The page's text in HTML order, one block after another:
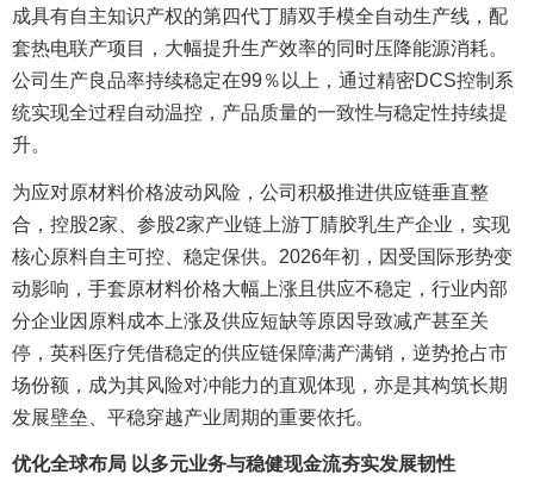
成具有自主知识产权的第四代丁腈双手模全自动生产线，配
套热电联产项目，大幅提升生产效率的同时压降能源消耗。
公司生产良品率持续稳定在99％以上，通过精密DCS控制系
统实现全过程自动温控，产品质量的一致性与稳定性持续提
升。
为应对原材料价格波动风险，公司积极推进供应链垂直整
合，控股2家、参股2家产业链上游丁腈胶乳生产企业，实现
核心原料自主可控、稳定保供。2026年初，因受国际形势变
动影响，手套原材料价格大幅上涨且供应不稳定，行业内部
分企业因原料成本上涨及供应短缺等原因导致减产甚至关
停，英科医疗凭借稳定的供应链保障满产满销，逆势抢占市
场份额，成为其风险对冲能力的直观体现，亦是其构筑长期
发展壁垒、平稳穿越产业周期的重要依托。
优化全球布局 以多元业务与稳健现金流夯实发展韧性